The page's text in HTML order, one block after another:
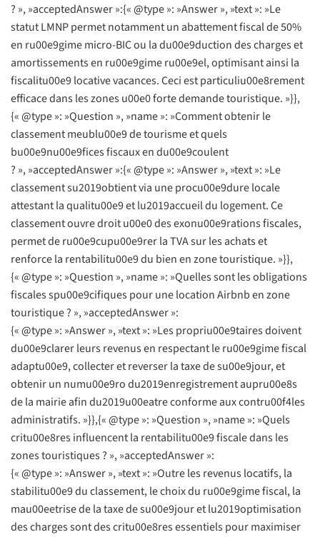
? », »acceptedAnswer »:{« @type »: »Answer », »text »: »Le
statut LMNP permet notamment un abattement fiscal de 50%
en ru00e9gime micro-BIC ou la du00e9duction des charges et
amortissements en ru00e9gime ru00e9el, optimisant ainsi la
fiscalitu00e9 locative vacances. Ceci est particuliu00e8rement
efficace dans les zones u00e0 forte demande touristique. »}},
{« @type »: »Question », »name »: »Comment obtenir le
classement meublu00e9 de tourisme et quels
bu00e9nu00e9fices fiscaux en du00e9coulent
? », »acceptedAnswer »:{« @type »: »Answer », »text »: »Le
classement su2019obtient via une procu00e9dure locale
attestant la qualitu00e9 et lu2019accueil du logement. Ce
classement ouvre droit u00e0 des exonu00e9rations fiscales,
permet de ru00e9cupu00e9rer la TVA sur les achats et
renforce la rentabilitu00e9 du bien en zone touristique. »}},
{« @type »: »Question », »name »: »Quelles sont les obligations
fiscales spu00e9cifiques pour une location Airbnb en zone
touristique ? », »acceptedAnswer »:
{« @type »: »Answer », »text »: »Les propriu00e9taires doivent
du00e9clarer leurs revenus en respectant le ru00e9gime fiscal
adaptu00e9, collecter et reverser la taxe de su00e9jour, et
obtenir un numu00e9ro du2019enregistrement aupru00e8s
de la mairie afin du2019u00eatre conforme aux contru00f4les
administratifs. »}},{« @type »: »Question », »name »: »Quels
critu00e8res influencent la rentabilitu00e9 fiscale dans les
zones touristiques ? », »acceptedAnswer »:
{« @type »: »Answer », »text »: »Outre les revenus locatifs, la
stabilitu00e9 du classement, le choix du ru00e9gime fiscal, la
mau00eetrise de la taxe de su00e9jour et lu2019optimisation
des charges sont des critu00e8res essentiels pour maximiser